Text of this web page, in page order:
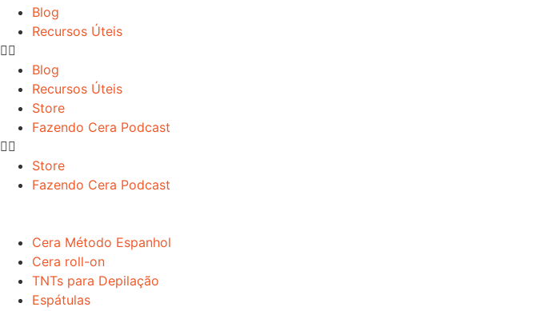
Blog
Recursos Úteis
Blog
Recursos Úteis
Store
Fazendo Cera Podcast
Store
Fazendo Cera Podcast
Cera Método Espanhol
Cera roll-on
TNTs para Depilação
Espátulas